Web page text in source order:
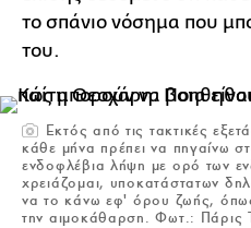
το σπάνιο νόσημα που
του.
Eκτός από τις τακτικές
κάθε μήνα πρέπει να πηγαίνω
ενδοφλέβια λήψη με ορό των
χρειάζομαι, υποκατάστατων
να το κάνω εφ' όρου ζωής,
την αιμοκάθαρση. Φωτ.: Πάρις